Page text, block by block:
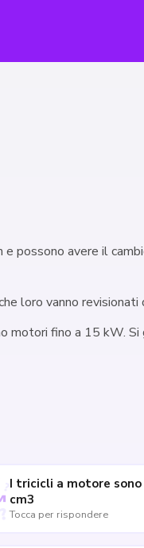
possono avere il
loro vanno revisionati
fino a 15 kW. Si
I tricicli a motore
cm3
Tocca per rispondere